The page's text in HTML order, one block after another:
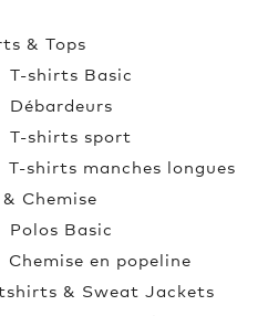
& Tops
T-shirts Basic
Débardeurs
T-shirts sport
T-shirts manches longues
Chemise
Polos Basic
Chemise en popeline
& Sweat Jackets